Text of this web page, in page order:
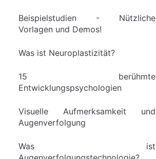
Beispielstudien - Nützliche
Vorlagen und Demos!
Was ist Neuroplastizität?
15 berühmte
Entwicklungspsychologien
Visuelle Aufmerksamkeit und
Augenverfolgung
Was ist